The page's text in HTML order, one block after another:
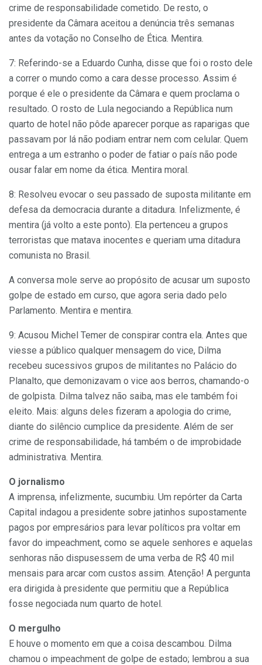
crime de responsabilidade cometido. De resto, o
presidente da Câmara aceitou a denúncia três semanas
antes da votação no Conselho de Ética. Mentira.
7: Referindo-se a Eduardo Cunha, disse que foi o rosto dele
a correr o mundo como a cara desse processo. Assim é
porque é ele o presidente da Câmara e quem proclama o
resultado. O rosto de Lula negociando a República num
quarto de hotel não pôde aparecer porque as raparigas que
passavam por lá não podiam entrar nem com celular. Quem
entrega a um estranho o poder de fatiar o país não pode
ousar falar em nome da ética. Mentira moral.
8: Resolveu evocar o seu passado de suposta militante em
defesa da democracia durante a ditadura. Infelizmente, é
mentira (já volto a este ponto). Ela pertenceu a grupos
terroristas que matava inocentes e queriam uma ditadura
comunista no Brasil.
A conversa mole serve ao propósito de acusar um suposto
golpe de estado em curso, que agora seria dado pelo
Parlamento. Mentira e mentira.
9: Acusou Michel Temer de conspirar contra ela. Antes que
viesse a público qualquer mensagem do vice, Dilma
recebeu sucessivos grupos de militantes no Palácio do
Planalto, que demonizavam o vice aos berros, chamando-o
de golpista. Dilma talvez não saiba, mas ele também foi
eleito. Mais: alguns deles fizeram a apologia do crime,
diante do silêncio cumplice da presidente. Além de ser
crime de responsabilidade, há também o de improbidade
administrativa. Mentira.
O jornalismo
A imprensa, infelizmente, sucumbiu. Um repórter da Carta
Capital indagou a presidente sobre jatinhos supostamente
pagos por empresários para levar políticos pra voltar em
favor do impeachment, como se aquele senhores e aquelas
senhoras não dispusessem de uma verba de R$ 40 mil
mensais para arcar com custos assim. Atenção! A pergunta
era dirigida à presidente que permitiu que a República
fosse negociada num quarto de hotel.
O mergulho
E houve o momento em que a coisa descambou. Dilma
chamou o impeachment de golpe de estado; lembrou a sua